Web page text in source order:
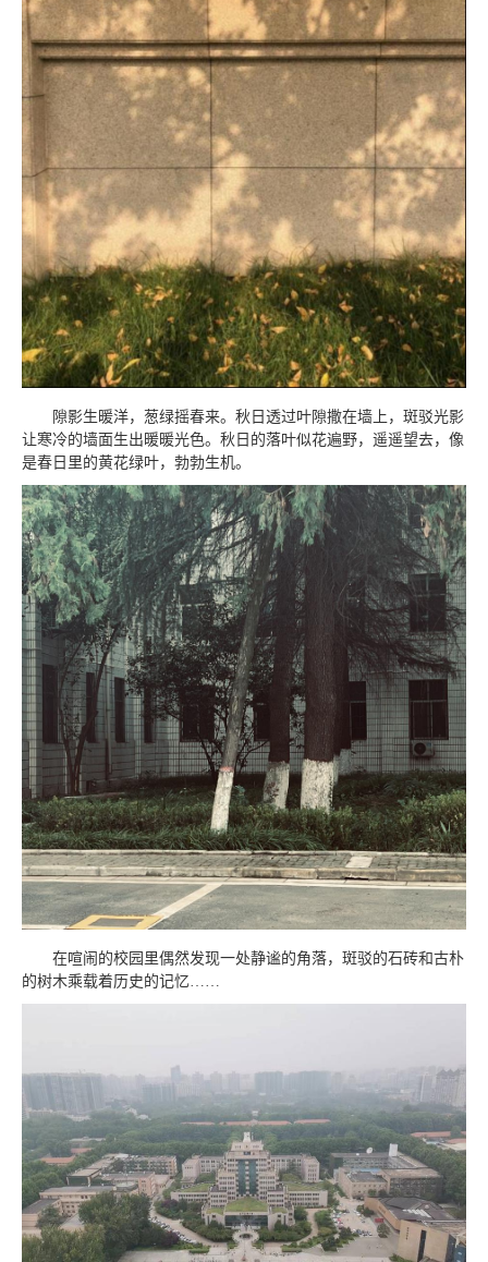
隙影生暖洋，葱绿摇春来。秋日透过叶隙撒在墙上，斑驳光影
让寒冷的墙面生出暖暖光色。秋日的落叶似花遍野，遥遥望去，像
是春日里的黄花绿叶，勃勃生机。
在喧闹的校园里偶然发现一处静谧的角落，斑驳的石砖和古朴
的树木乘载着历史的记忆……